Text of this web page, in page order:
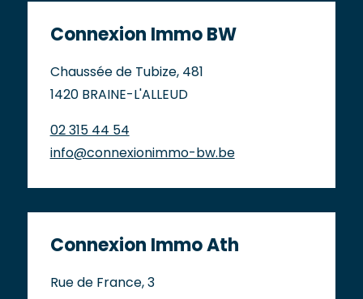
Connexion Immo BW
Chaussée de Tubize, 481
1420 BRAINE-L'ALLEUD
02 315 44 54
info@connexionimmo-bw.be
Connexion Immo Ath
Rue de France, 3